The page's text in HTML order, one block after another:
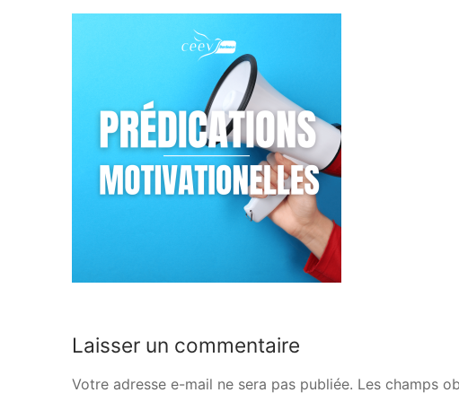
Laisser un commentaire
Votre adresse e-mail ne sera pas publiée. Les champs